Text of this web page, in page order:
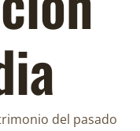
del pasado